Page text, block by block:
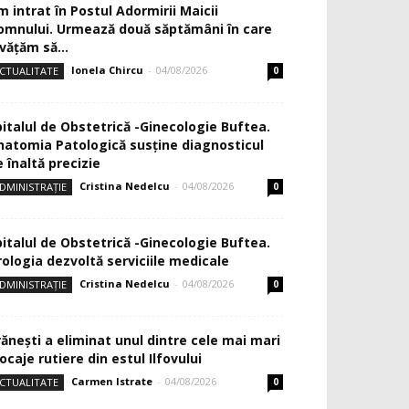
intrat în Postul Adormirii Maicii
Urmează două săptămâni în care
să...
Ionela Chircu - 04/08/2026 0
de Obstetrică -Ginecologie Buftea.
Patologică susţine diagnosticul
înaltă precizie
Cristina Nedelcu - 04/08/2026 0
de Obstetrică -Ginecologie Buftea.
dezvoltă serviciile medicale
Cristina Nedelcu - 04/08/2026 0
a eliminat unul dintre cele mai mari
rutiere din estul Ilfovului
Carmen Istrate - 04/08/2026 0